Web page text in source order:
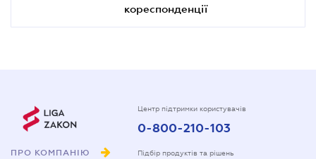
кореспонденції
ПРО КОМПАНІЮ
Центр підтримки користувачів
0-800-210-103
Підбір продуктів та рішень